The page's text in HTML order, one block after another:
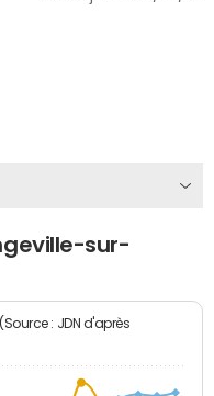
sur-
: JDN d'après